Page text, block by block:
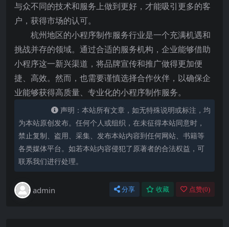
与众不同的技术和服务上做到更好，才能吸引更多的客
户，获得市场的认可。
杭州地区的小程序制作服务行业是一个充满机遇和
挑战并存的领域。通过合适的服务机构，企业能够借助
小程序这一新兴渠道，将品牌宣传和推广做得更加便
捷、高效。然而，也需要谨慎选择合作伙伴，以确保企
业能够获得高质量、专业化的小程序制作服务。
声明：本站所有文章，如无特殊说明或标注，均
为本站原创发布。任何个人或组织，在未征得本站同意时，
禁止复制、盗用、采集、发布本站内容到任何网站、书籍等
各类媒体平台。如若本站内容侵犯了原著者的合法权益，可
联系我们进行处理。
admin 分享 收藏 点赞(0)